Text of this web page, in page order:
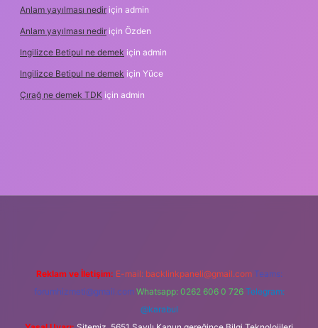
Anlam yayılması nedir için admin
Anlam yayılması nedir için Özden
Ingilizce Betipul ne demek için admin
Ingilizce Betipul ne demek için Yüce
Çırağ ne demek TDK için admin
Reklam ve İletişim: E-mail: backlinkpaneli@gmail.com Teams:
forumhizmeti@gmail.com Whatsapp: 0262 606 0 726 Telegram:
@karabul